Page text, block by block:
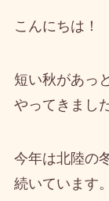
こんにちは！
短い秋があっ
やってきまし
今年は北陸の
続いています。